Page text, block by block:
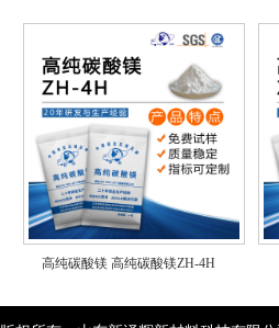
高纯碳酸镁 高纯碳酸镁ZH-4H